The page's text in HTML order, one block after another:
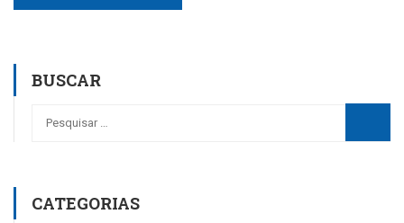
BUSCAR
CATEGORIAS